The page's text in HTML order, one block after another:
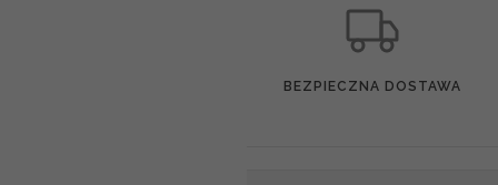
BEZPIECZNA DOSTAWA